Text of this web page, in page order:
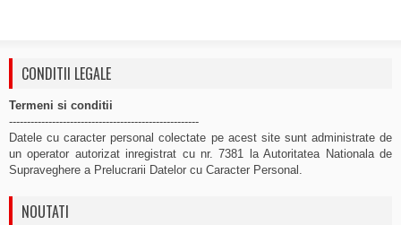
CONDITII LEGALE
Termeni si conditii
-----------------------------------------------------
Datele cu caracter personal colectate pe acest site sunt administrate de
un operator autorizat inregistrat cu nr. 7381 la Autoritatea Nationala de
Supraveghere a Prelucrarii Datelor cu Caracter Personal.
NOUTATI